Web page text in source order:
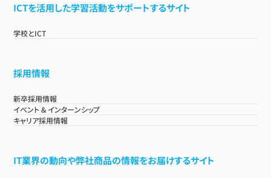
ICTを活用した学習活動をサポートするサイト
学校とICT
採用情報
新卒採用情報
イベント & インターンシップ
キャリア採用情報
IT業界の動向や弊社商品の情報をお届けするサイト